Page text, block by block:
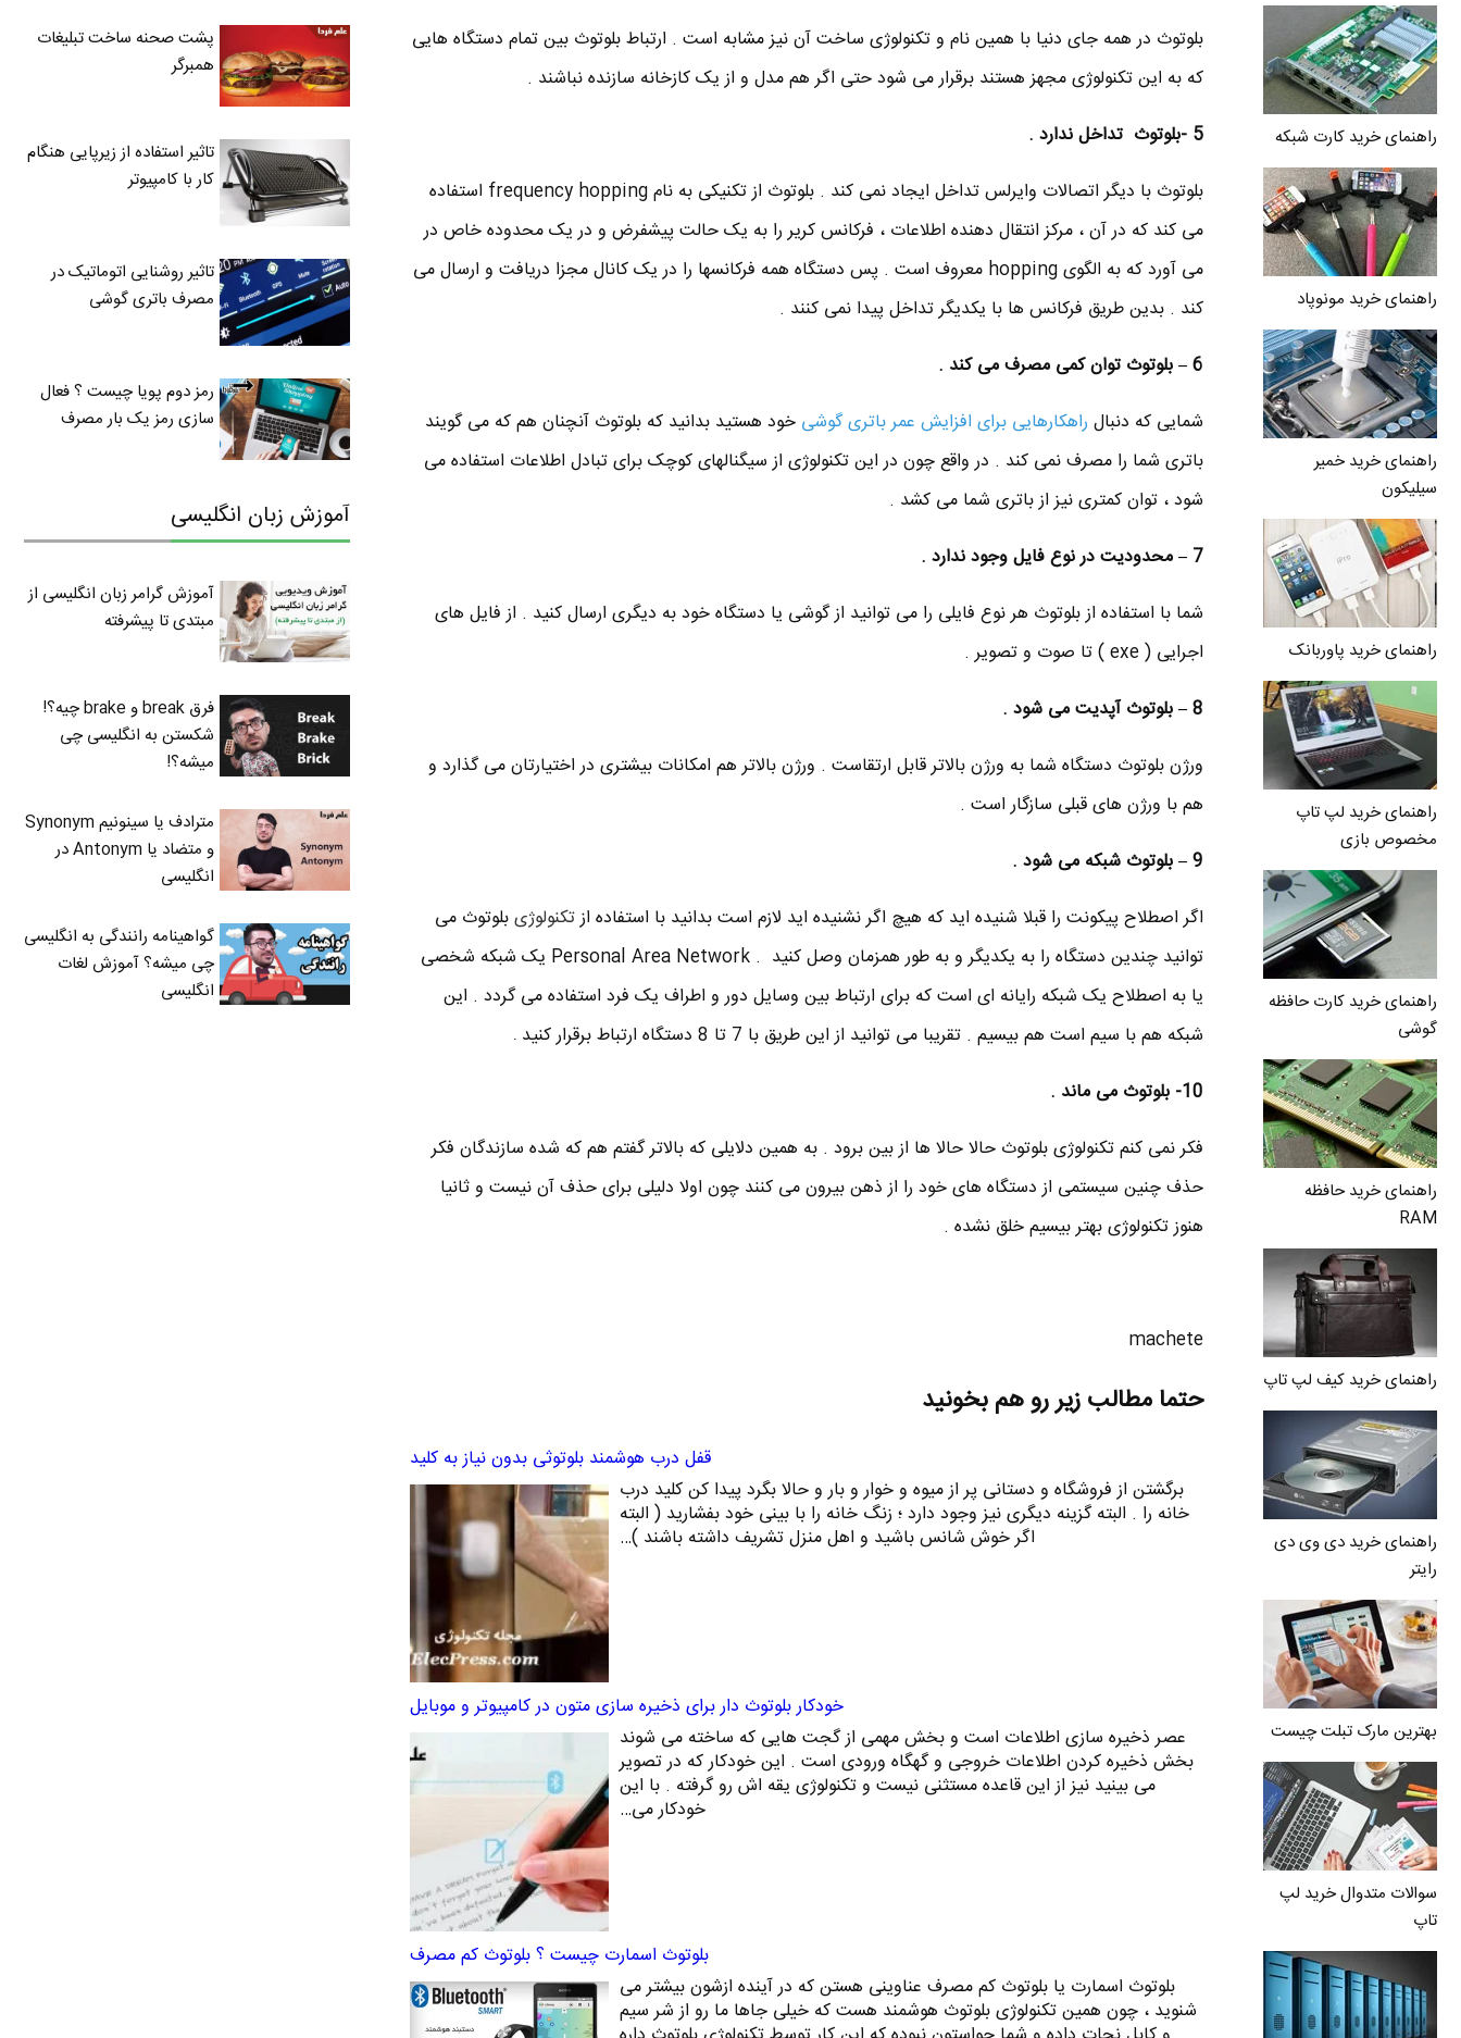
راهنمای خرید کارت شبکه
راهنمای خرید مونوپاد
راهنمای خرید خمیر
سیلیکون
راهنمای خرید پاوربانک
راهنمای خرید لپ تاپ
مخصوص بازی
راهنمای خرید کارت حافظه
گوشی
راهنمای خرید حافظه
RAM
راهنمای خرید کیف لپ تاپ
راهنمای خرید دی وی دی
رایتر
بهترین مارک تبلت چیست
سوالات متدوال خرید لپ
تاپ
بلوتوث در همه جای دنیا با همین نام و تکنولوژی ساخت آن نیز مشابه است . ارتباط بلوتوث بین تمام دستگاه هایی
که به این تکنولوژی مجهز هستند برقرار می شود حتی اگر هم مدل و از یک کازخانه سازنده نباشند .
5 -بلوتوث تداخل ندارد .
بلوتوث با دیگر اتصالات وایرلس تداخل ایجاد نمی کند . بلوتوث از تکنیکی به نام frequency hopping استفاده
می کند که در آن ، مرکز انتقال دهنده اطلاعات ، فرکانس کریر را به یک حالت پیشفرض و در یک محدوده خاص در
می آورد که به الگوی hopping معروف است . پس دستگاه همه فرکانسها را در یک کانال مجزا دریافت و ارسال می
کند . بدین طریق فرکانس ها با یکدیگر تداخل پیدا نمی کنند .
6 – بلوتوث توان کمی مصرف می کند .
شمایی که دنبال راهکارهایی برای افزایش عمر باتری گوشی خود هستید بدانید که بلوتوث آنچنان هم که می گویند
باتری شما را مصرف نمی کند . در واقع چون در این تکنولوژی از سیگنالهای کوچک برای تبادل اطلاعات استفاده می
شود ، توان کمتری نیز از باتری شما می کشد .
7 – محدودیت در نوع فایل وجود ندارد .
شما با استفاده از بلوتوث هر نوع فایلی را می توانید از گوشی یا دستگاه خود به دیگری ارسال کنید . از فایل های
اجرایی ( exe ) تا صوت و تصویر .
8 – بلوتوث آپدیت می شود .
ورژن بلوتوث دستگاه شما به ورژن بالاتر قابل ارتقاست . ورژن بالاتر هم امکانات بیشتری در اختیارتان می گذارد و
هم با ورژن های قبلی سازگار است .
9 – بلوتوث شبکه می شود .
اگر اصطلاح پیکونت را قبلا شنیده اید که هیچ اگر نشنیده اید لازم است بدانید با استفاده ازتکنولوژیبلوتوث می
توانید چندین دستگاه را به یکدیگر و به طور همزمان وصل کنید . Personal Area Network یک شبکه شخصی
یا به اصطلاح یک شبکه رایانه ای است که برای ارتباط بین وسایل دور و اطراف یک فرد استفاده می گردد . این
شبکه هم با سیم است هم بیسیم . تقریبا می توانید از این طریق با 7 تا 8 دستگاه ارتباط برقرار کنید
.
10- بلوتوث می ماند .
فکر نمی کنم تکنولوژی بلوتوث حالا حالا ها از بین برود . به همین دلایلی که بالاتر گفتم هم که شده سازندگان فکر
حذف چنین سیستمی از دستگاه های خود را از ذهن بیرون می کنند چون اولا دلیلی برای حذف آن نیست و ثانیا
هنوز تکنولوژی بهتر بیسیم خلق نشده .
machete
حتما مطالب زیر رو هم بخونید
قفل درب هوشمند بلوتوثی بدون نیاز به کلید
برگشتن از فروشگاه و دستانی پر از میوه و خوار و بار و حالا بگرد پیدا کن کلید درب
خانه را . البته گزینه دیگری نیز وجود دارد ؛ زنگ خانه را با بینی خود بفشارید ( البته
اگر خوش شانس باشید و اهل منزل تشریف داشته باشند )…
خودکار بلوتوث دار برای ذخیره سازی متون در کامپیوتر و موبایل
عصر ذخیره سازی اطلاعات است و بخش مهمی از گجت هایی که ساخته می شوند
بخش ذخیره کردن اطلاعات خروجی و گهگاه ورودی است . این خودکار که در تصویر
می بینید نیز از این قاعده مستثنی نیست و تکنولوژی یقه اش رو گرفته . با این
خودکار می…
بلوتوث اسمارت چیست ؟ بلوتوث کم مصرف
بلوتوث اسمارت یا بلوتوث کم مصرف عناوینی هستن که در آینده ازشون بیشتر می
شنوید ، چون همین تکنولوژی بلوتوث هوشمند هست که خیلی جاها ما رو از شر سیم
پشت صحنه ساخت تبلیغات
همبرگر
تاثیر استفاده از زیرپایی هنگام
کار با کامپیوتر
تاثیر روشنایی اتوماتیک در
مصرف باتری گوشی
رمز دوم پویا چیست ؟ فعال
سازی رمز یک بار مصرف
آموزش زبان انگلیسی
آموزش گرامر زبان انگلیسی از
مبتدی تا پیشرفته
فرق break و brake چیه؟!
شکستن به انگلیسی چی
میشه؟!
مترادف یا سینونیم Synonym
و متضاد یا Antonym در
انگلیسی
گواهینامه رانندگی به انگلیسی
چی میشه؟ آموزش لغات
انگلیسی